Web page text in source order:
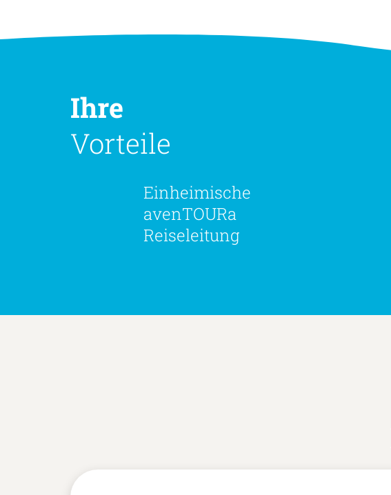
Ihre
Vorteile
Einheimische
avenTOURa
Reiseleitung